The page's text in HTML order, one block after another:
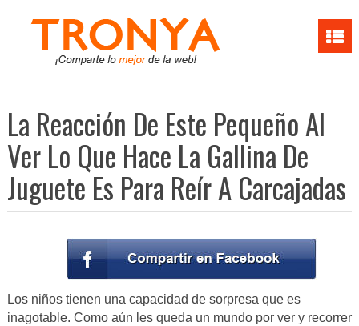
La Reacción De Este Pequeño Al
Ver Lo Que Hace La Gallina De
Juguete Es Para Reír A Carcajadas
Los niños tienen una capacidad de sorpresa que es
inagotable. Como aún les queda un mundo por ver y recorrer